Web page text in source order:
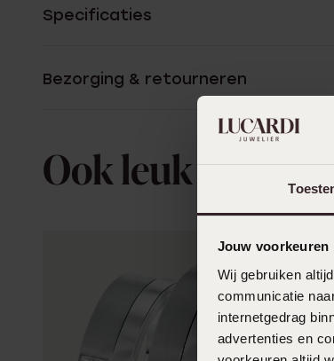
Jouw voorkeuren
Wij gebruiken
communicatie
internetgedrag
advertenties en
Specificaties
Bezorging & retourneren
Ook leuk voor jou